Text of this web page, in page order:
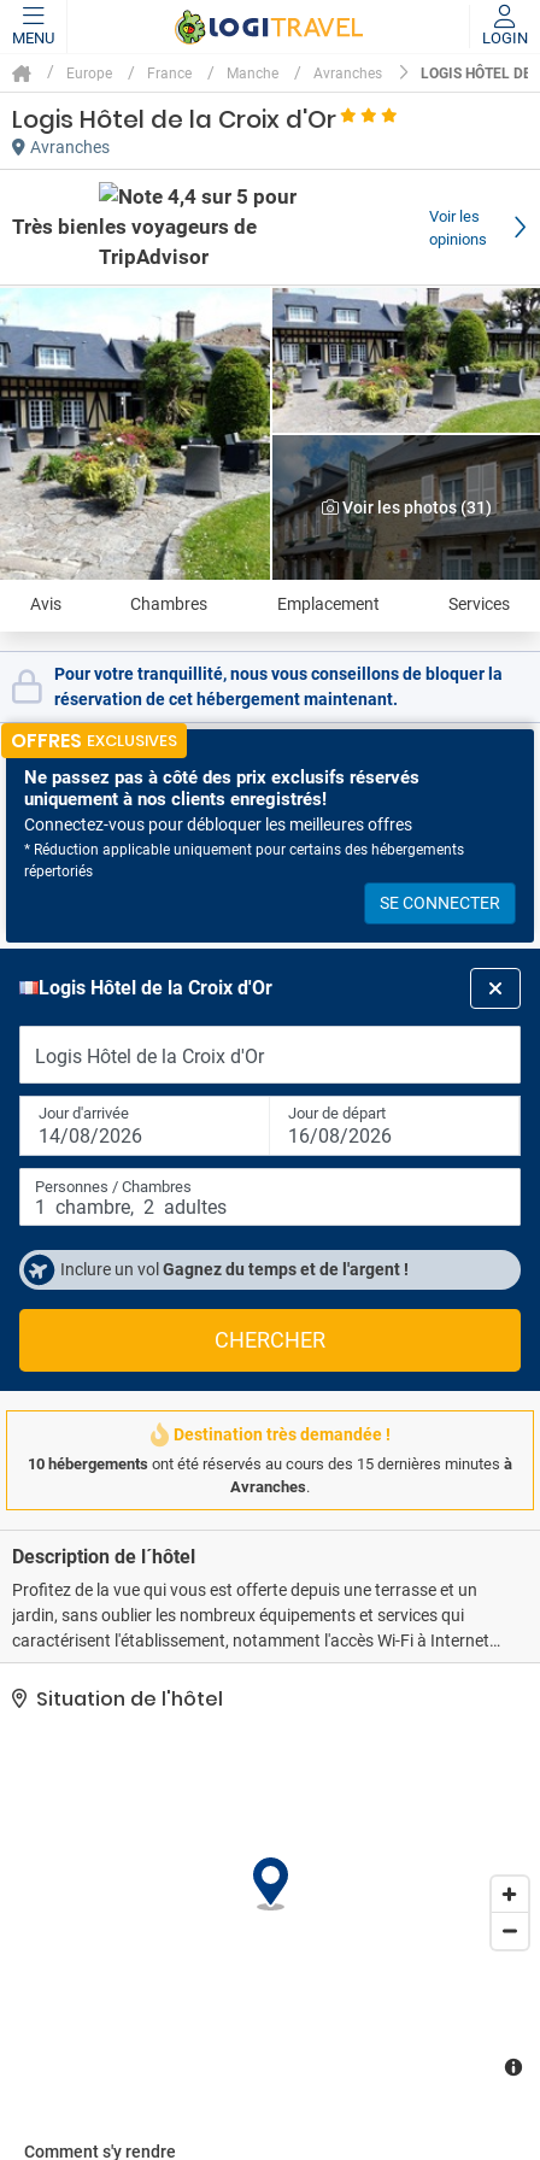
MENU LOGIN
Europe France Manche Avranches LOGIS HÔTEL DE
Logis Hôtel de la Croix d'Or
Avranches
Très bien
Voir les
opinions
Voir les photos (31)
Avis Chambres Emplacement Services
Pour votre tranquillité, nous vous conseillons de bloquer la
réservation de cet hébergement maintenant.
OFFRES EXCLUSIVES
Ne passez pas à côté des prix exclusifs réservés
uniquement à nos clients enregistrés!
Connectez-vous pour débloquer les meilleures offres
* Réduction applicable uniquement pour certains des hébergements
répertoriés
SE CONNECTER
Logis Hôtel de la Croix d'Or
Logis Hôtel de la Croix d'Or
Jour d'arrivée
14/08/2026
Jour de départ
16/08/2026
Personnes / Chambres
1 chambre, 2 adultes
Inclure un vol Gagnez du temps et de l'argent !
CHERCHER
Destination très demandée !
10 hébergements ont été réservés au cours des 15 dernières minutes à
Avranches.
Description de l´hôtel
Profitez de la vue qui vous est offerte depuis une terrasse et un
jardin, sans oublier les nombreux équipements et services qui
caractérisent l'établissement, notamment l'accès Wi-Fi à Internet
gratuit.. Le classement officiel par étoiles de cet hébergement a
été attribué par ATOUT France, l'agence de développement
Situation de l'hôtel
Comment s'y rendre